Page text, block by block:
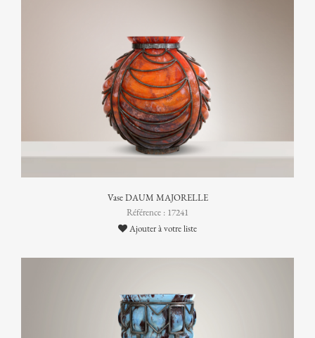
Vase DAUM MAJORELLE
Référence : 17241
Ajouter à votre liste